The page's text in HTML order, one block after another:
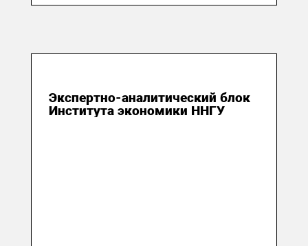
Экспертно-аналитический блок
Института экономики ННГУ